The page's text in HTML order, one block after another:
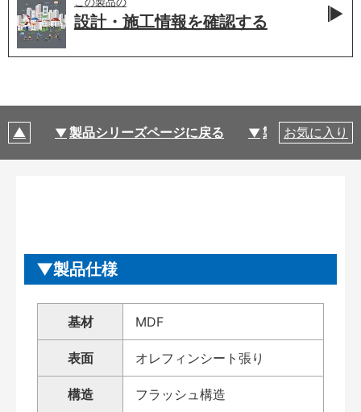
設計・施工情報を確認する
製品シリーズページに戻る 製品仕様
お気に入り
製品仕様
基材 MDF
表面 オレフィンシート張り
構造 フラッシュ構造